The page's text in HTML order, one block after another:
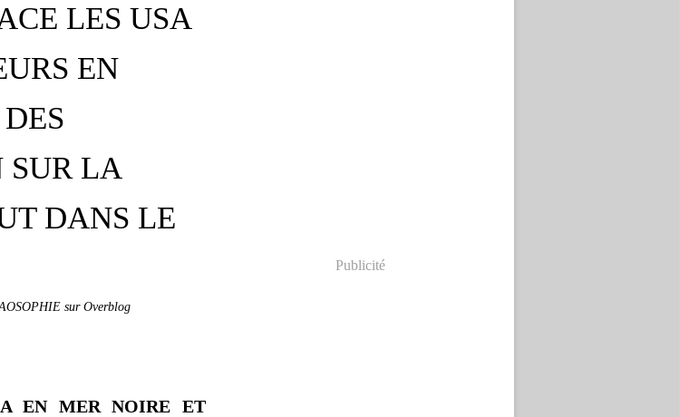
LES USA
EN
SUR LA
DANS LE
sur Overblog
EN MER NOIRE ET
Publicité